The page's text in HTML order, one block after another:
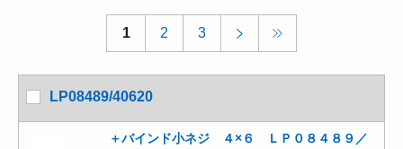
1 2 3
LP08489/40620
＋バインド小ネジ ４×６ ＬＰ０８４８９／